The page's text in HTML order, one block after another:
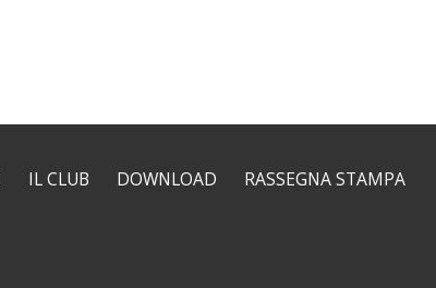
IL CLUB DOWNLOAD
RASSEGNA STAMPA